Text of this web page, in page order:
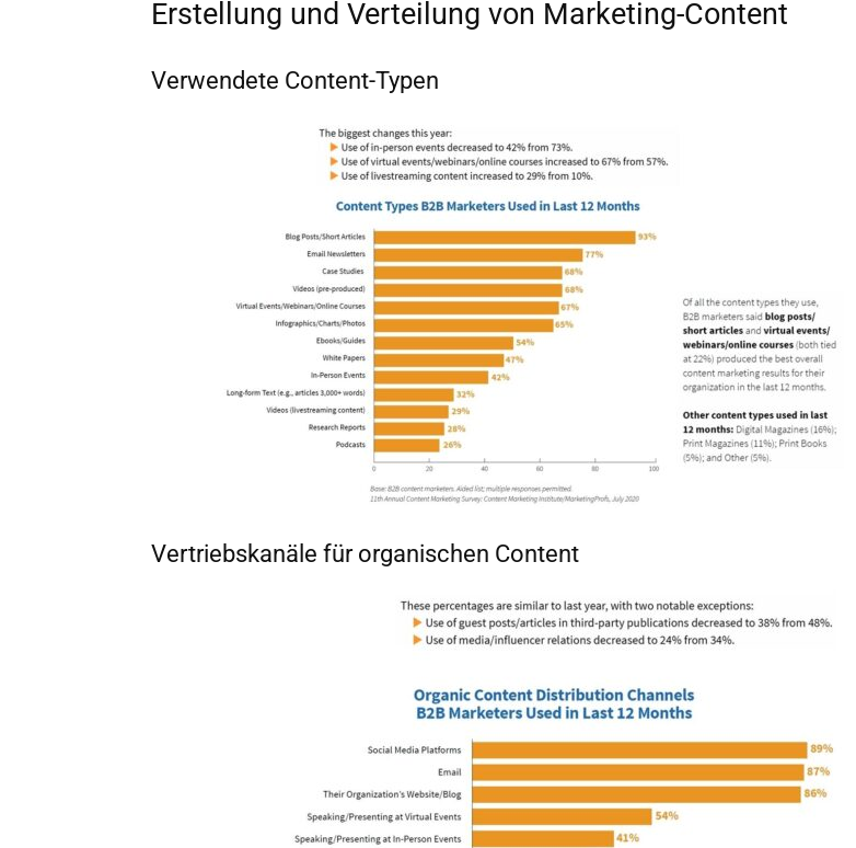
Erstellung und Verteilung von Marketing-Content
Verwendete Content-Typen
Vertriebskanäle für organischen Content